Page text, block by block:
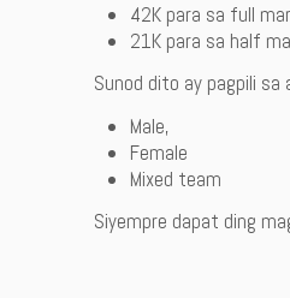
42K para sa full
21K para sa half
Sunod dito ay pagpili
Male,
Female
Mixed team
Siyempre dapat ding